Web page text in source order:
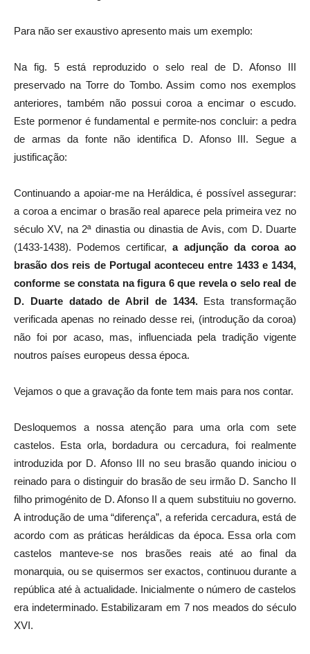
Para não ser exaustivo apresento mais um exemplo:
Na fig. 5 está reproduzido o selo real de D. Afonso III
preservado na Torre do Tombo. Assim como nos exemplos
anteriores, também não possui coroa a encimar o escudo.
Este pormenor é fundamental e permite-nos concluir: a pedra
de armas da fonte não identifica D. Afonso III. Segue a
justificação:
Continuando a apoiar-me na Heráldica, é possível assegurar:
a coroa a encimar o brasão real aparece pela primeira vez no
século XV, na 2ª dinastia ou dinastia de Avis, com D. Duarte
(1433-1438). Podemos certificar,a adjunção da coroa ao
brasão dos reis de Portugal aconteceu entre 1433 e 1434,
conforme se constata na figura 6 que revela o selo real de
D. Duarte datado de Abril de 1434.Esta transformação
verificada apenas no reinado desse rei, (introdução da coroa)
não foi por acaso, mas, influenciada pela tradição vigente
noutros países europeus dessa época.
Vejamos o que a gravação da fonte tem mais para nos contar.
Desloquemos a nossa atenção para uma orla com sete
castelos. Esta orla, bordadura ou cercadura, foi realmente
introduzida por D. Afonso III no seu brasão quando iniciou o
reinado para o distinguir do brasão de seu irmão D. Sancho II
filho primogénito de D. Afonso II a quem substituiu no governo.
A introdução de uma “diferença”, a referida cercadura, está de
acordo com as práticas heráldicas da época. Essa orla com
castelos manteve-se nos brasões reais até ao final da
monarquia, ou se quisermos ser exactos, continuou durante a
república até à actualidade. Inicialmente o número de castelos
era indeterminado. Estabilizaram em 7 nos meados do século
XVI.